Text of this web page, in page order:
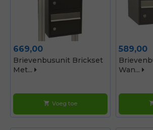
Prijs
669,00
Brievenbusunit Brickset
Met...
shopping_cart Voeg toe
Prijs
589,00
Wan...